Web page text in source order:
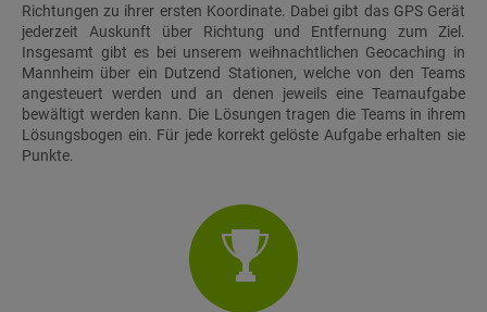
Richtungen zu ihrer ersten Koordinate. Dabei gibt das GPS Gerät
jederzeit Auskunft über Richtung und Entfernung zum Ziel.
Insgesamt gibt es bei unserem weihnachtlichen Geocaching in
Mannheim über ein Dutzend Stationen, welche von den Teams
angesteuert werden und an denen jeweils eine Teamaufgabe
bewältigt werden kann. Die Lösungen tragen die Teams in ihrem
Lösungsbogen ein. Für jede korrekt gelöste Aufgabe erhalten sie
Punkte.